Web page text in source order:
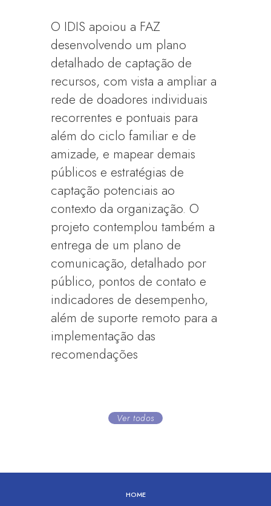
O IDIS apoiou a FAZ
desenvolvendo um plano
detalhado de captação de
recursos, com vista a ampliar a
rede de doadores individuais
recorrentes e pontuais para
além do ciclo familiar e de
amizade, e mapear demais
públicos e estratégias de
captação potenciais ao
contexto da organização. O
projeto contemplou também a
entrega de um plano de
comunicação, detalhado por
público, pontos de contato e
indicadores de desempenho,
além de suporte remoto para a
implementação das
recomendações
Ver todos
HOME